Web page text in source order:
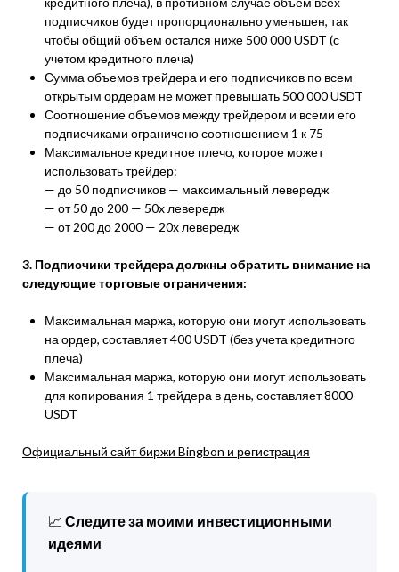
подписчиков будет пропорционально уменьшен, так
чтобы общий объем остался ниже 500 000 USDT (с
учетом кредитного плеча)
Сумма объемов трейдера и его подписчиков по всем
открытым ордерам не может превышать 500 000 USDT
Соотношение объемов между трейдером и всеми его
подписчиками ограничено соотношением 1 к 75
Максимальное кредитное плечо, которое может
использовать трейдер:
— до 50 подписчиков — максимальный левередж
— от 50 до 200 — 50x левередж
— от 200 до 2000 — 20x левередж
3. Подписчики трейдера должны обратить внимание на
следующие торговые ограничения:
Максимальная маржа, которую они могут использовать
на ордер, составляет 400 USDT (без учета кредитного
плеча)
Максимальная маржа, которую они могут использовать
для копирования 1 трейдера в день, составляет 8000
USDT
Официальный сайт биржи Bingbon и регистрация
📈 Следите за моими инвестиционными
идеями